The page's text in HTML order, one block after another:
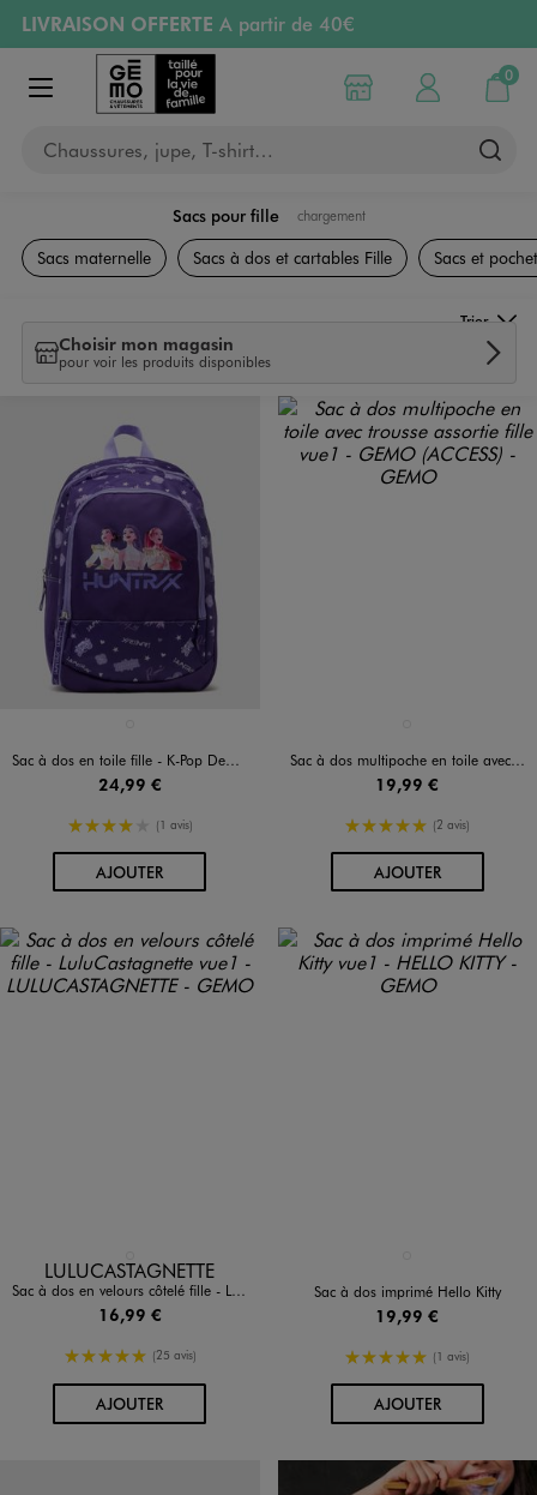
Aller au contenu principal
Aller à la navigation
LIVRAISON OFFERTE A partir de 40€
RETRAIT ET LIVRAISON OFFERTE
en magasin
PAYEZ EN 3x SANS FRAIS
Retours OFFERTS
pendant 30 jours
Afficher le menu
Chaussures, jupe, T-shirt…
Choisir mon magasin
Mon compte
0
Mon
Sacs pour fille chargement
Accessoires et Sacs
Sacs maternelle Sacs à dos et cartables Fille Sacs et
Choisir mon magasin
pour voir les produits disponibles
Trier
Sac à dos en toile fille - K-Pop Demon Hunters
24,99 €
4/5 de moyenne
(1 avis)
AJOUTERAU PANIER
Sac à dos multipoche en toile avec trousse assortie fille
19,99 €
5/5 de moyenne
(2 avis)
AJOUTERAU PANIER
Disponible en 1 coloris
LULUCASTAGNETTE
Sac à dos en velours côtelé fille - LuluCastagnette
16,99 €
5/5 de moyenne
(25 avis)
AJOUTERAU PANIER
Sac à dos imprimé Hello Kitty
19,99 €
5/5 de moyenne
(1 avis)
AJOUTERAU PANIER